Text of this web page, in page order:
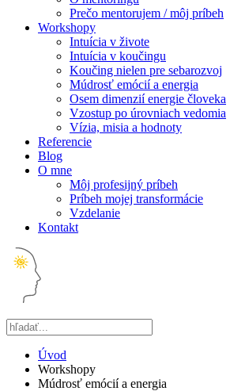
Prečo mentorujem / môj príbeh
Workshopy
Intuícia v živote
Intuícia v koučingu
Koučing nielen pre sebarozvoj
Múdrosť emócií a energia
Osem dimenzií energie človeka
Vzostup po úrovniach vedomia
Vízia, misia a hodnoty
Referencie
Blog
O mne
Môj profesijný príbeh
Príbeh mojej transformácie
Vzdelanie
Kontakt
Úvod
Workshopy
Múdrosť emócií a energia